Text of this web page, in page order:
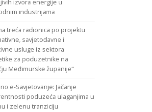
izvora energije u
industrijama
treća radionica po projektu
savjetodavne i
usluge iz sektora
za poduzetnike na
Međimurske županije”
e-Savjetovanje: Jačanje
poduzeća ulaganjima u
i zelenu tranziciju